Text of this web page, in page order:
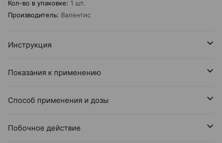
Кол-во в упаковке: 1 шт.
Производитель: Валентис
Инструкция
Показания к применению
Способ применения и дозы
Побочное действие